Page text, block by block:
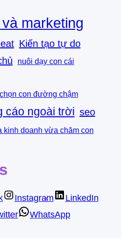
marketing
Kiến tạo tự do
nuôi dạy con cái
con đường chậm
cáo ngoài trời seo
kinh doanh vừa chăm con
Instagram
LinkedIn
WhatsApp